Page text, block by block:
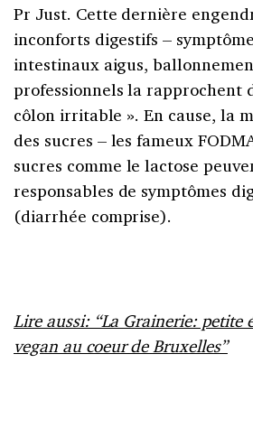
Pr Just. Cette dernière
inconforts digestifs –
intestinaux aigus,
professionnels la rapprochent
côlon irritable ». En cause, la
des sucres – les fameux
sucres comme le lactose
responsables de symptômes
(diarrhée comprise).
Lire aussi: “La Grainerie: petite
vegan au coeur de Bruxelles”